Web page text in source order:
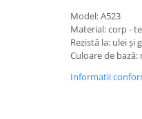
Model: A523
Material: corp -
Rezistă la: ulei și
Culoare de bază:
Informatii